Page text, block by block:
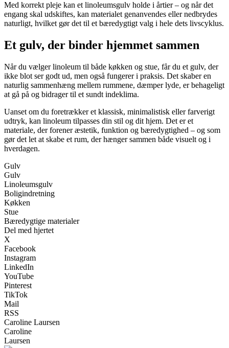
Med korrekt pleje kan et linoleumsgulv holde i årtier – og når det
engang skal udskiftes, kan materialet genanvendes eller nedbrydes
naturligt, hvilket gør det til et bæredygtigt valg i hele dets livscyklus.
Et gulv, der binder hjemmet sammen
Når du vælger linoleum til både køkken og stue, får du et gulv, der
ikke blot ser godt ud, men også fungerer i praksis. Det skaber en
naturlig sammenhæng mellem rummene, dæmper lyde, er behageligt
at gå på og bidrager til et sundt indeklima.
Uanset om du foretrækker et klassisk, minimalistisk eller farverigt
udtryk, kan linoleum tilpasses din stil og dit hjem. Det er et
materiale, der forener æstetik, funktion og bæredygtighed – og som
gør det let at skabe et rum, der hænger sammen både visuelt og i
hverdagen.
Gulv
Gulv
Linoleumsgulv
Boligindretning
Køkken
Stue
Bæredygtige materialer
Del med hjertet
X
Facebook
Instagram
LinkedIn
YouTube
Pinterest
TikTok
Mail
RSS
Caroline Laursen
Caroline
Laursen